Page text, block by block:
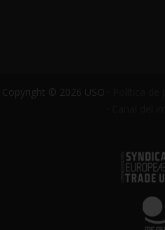
Copyright © 2026 USO ·